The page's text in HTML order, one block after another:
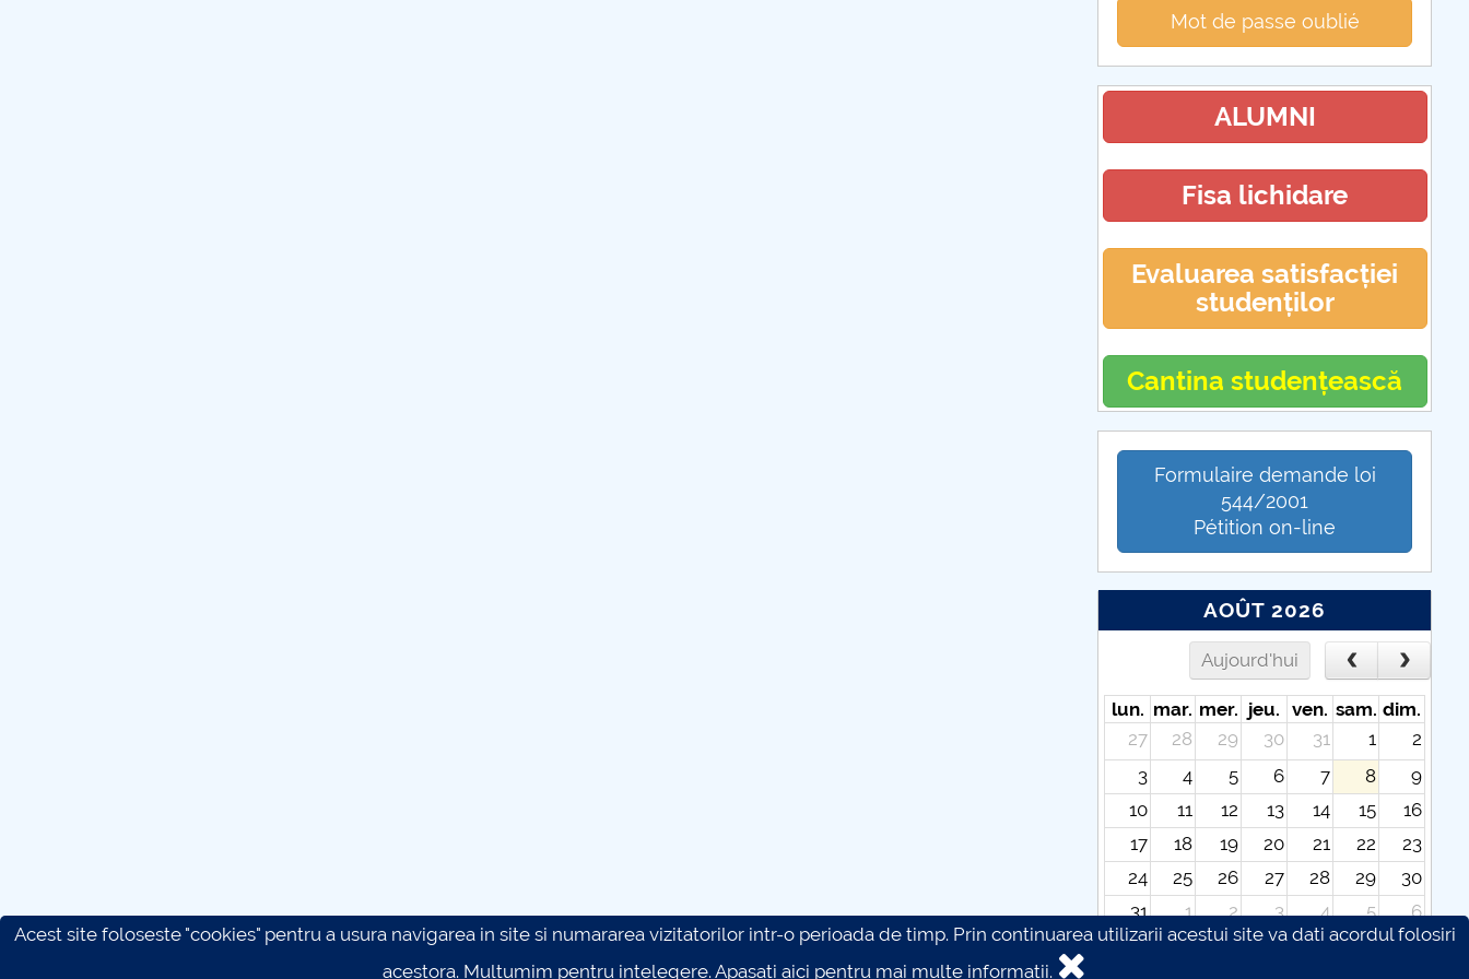
Mot de passe oublié
ALUMNI
Fisa lichidare
Evaluarea satisfacției
studenților
Cantina studențească
Formulaire demande loi
544/2001
Pétition on-line
AOÛT 2026
Aujourd'hui
lun. mar. mer. jeu. ven. sam. dim.
27
28 29 30 31 1
2
3
4 5 6 7 8
9
10
11 12 13 14 15
16
17
18 19 20 21 22
23
24
25 26 27 28 29
30
31
1 2 3 4 5
6
Acest site foloseste "cookies" pentru a usura navigarea in site si numararea vizitatorilor intr-o perioada de timp. Prin continuarea utilizarii acestui site va dati acordul folosiri
acestora. Multumim pentru intelegere.Apasati aici pentru mai multe informatii.